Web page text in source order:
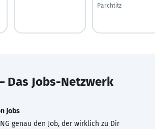
Parchtitz
Das Jobs-Netzwerk
Jobs
genau den Job, der wirklich zu Dir